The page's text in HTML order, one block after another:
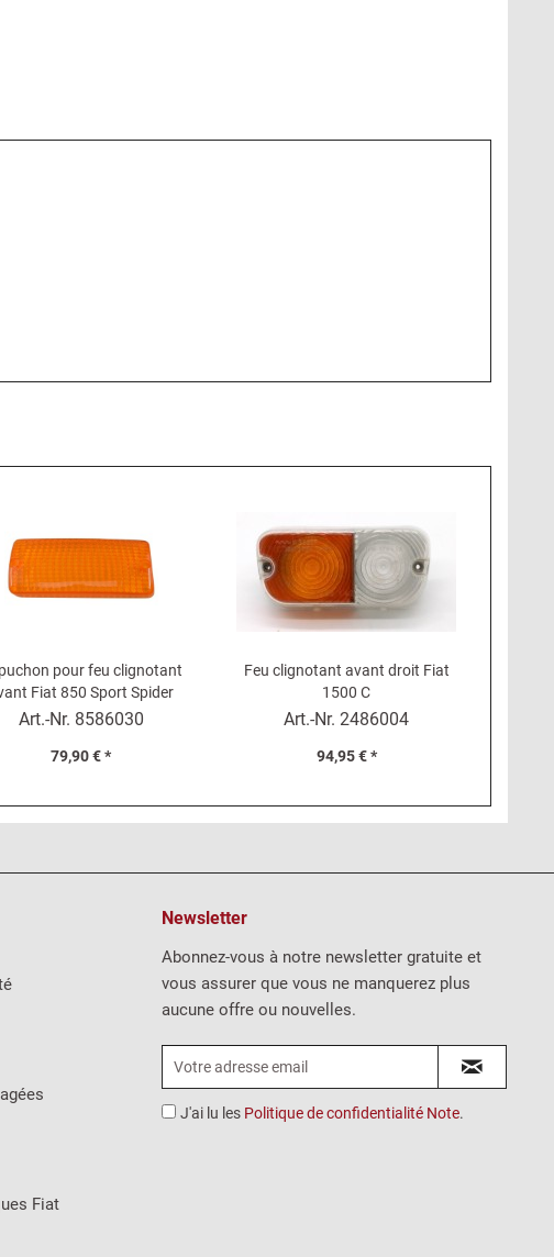
pour feu clignotant
Fiat 850 Sport Spider
UNIS - Fiat 850 Racer
Art.-Nr. 8586030
79,90 € *
Feu clignotant avant droit Fiat
1500 C
Art.-Nr. 2486004
94,95 € *
Fiat
Newsletter
Abonnez-vous à notre newsletter gratuite et
vous assurer que vous ne manquerez plus
aucune offre ou nouvelles.
J'ai lu les Politique de confidentialité Note.